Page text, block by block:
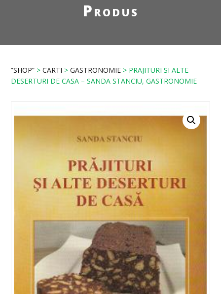
Produs
”SHOP” >CARTI >GASTRONOMIE > PRAJITURI SI ALTE
DESERTURI DE CASA – SANDA STANCIU, GASTRONOMIE